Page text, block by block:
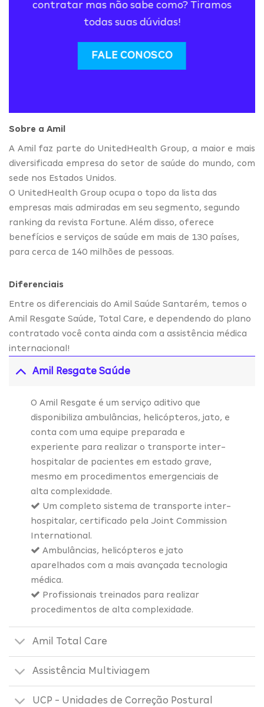
contratar mas não sabe como? Tiramos
todas suas dúvidas!
FALE CONOSCO
Sobre a Amil
A Amil faz parte do UnitedHealth Group, a maior e mais
diversificada empresa do setor de saúde do mundo, com
sede nos Estados Unidos.
O UnitedHealth Group ocupa o topo da lista das
empresas mais admiradas em seu segmento, segundo
ranking da revista Fortune. Além disso, oferece
benefícios e serviços de saúde em mais de 130 países,
para cerca de 140 milhões de pessoas.
Diferenciais
Entre os diferenciais do Amil Saúde Santarém, temos o
Amil Resgate Saúde, Total Care, e dependendo do plano
contratado você conta ainda com a assistência médica
internacional!
Amil Resgate Saúde
O Amil Resgate é um serviço aditivo que
disponibiliza ambulâncias, helicópteros, jato, e
conta com uma equipe preparada e
experiente para realizar o transporte inter-
hospitalar de pacientes em estado grave,
mesmo em procedimentos emergenciais de
alta complexidade.
Um completo sistema de transporte inter-
hospitalar, certificado pela Joint Commission
International.
Ambulâncias, helicópteros e jato
aparelhados com a mais avançada tecnologia
médica.
Profissionais treinados para realizar
procedimentos de alta complexidade.
Amil Total Care
Assistência Multiviagem
UCP - Unidades de Correção Postural